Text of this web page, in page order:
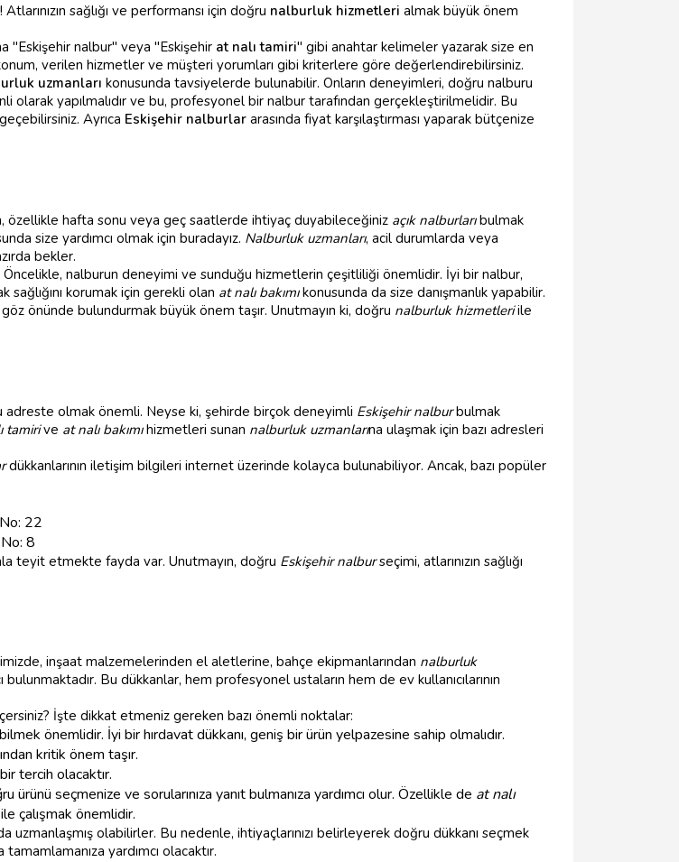
sağlığı ve performansı için doğru nalburluk hizmetleri almak büyük önem
"Eskişehir nalbur" veya "Eskişehir at nalı tamiri" gibi anahtar kelimeler yazarak size en
konum, verilen hizmetler ve müşteri yorumları gibi kriterlere göre değerlendirebilirsiniz.
uzmanları konusunda tavsiyelerde bulunabilir. Onların deneyimleri, doğru nalburu
olarak yapılmalıdır ve bu, profesyonel bir nalbur tarafından gerçekleştirilmelidir. Bu
Ayrıca Eskişehir nalburlar arasında fiyat karşılaştırması yaparak bütçenize
özellikle hafta sonu veya geç saatlerde ihtiyaç duyabileceğiniz açık nalburlarıbulmak
size yardımcı olmak için buradayız. Nalburluk uzmanları, acil durumlarda veya
bekler.
nalburun deneyimi ve sunduğu hizmetlerin çeşitliliği önemlidir. İyi bir nalbur,
sağlığını korumak için gerekli olan at nalı bakımıkonusunda da size danışmanlık yapabilir.
önünde bulundurmak büyük önem taşır. Unutmayın ki, doğru nalburluk hizmetleriile
olmak önemli. Neyse ki, şehirde birçok deneyimli Eskişehir nalburbulmak
tamirive at nalı bakımıhizmetleri sunan nalburluk uzmanlarına ulaşmak için bazı adresleri
dükkanlarının iletişim bilgileri internet üzerinde kolayca bulunabiliyor. Ancak, bazı popüler
22
8
teyit etmekte fayda var. Unutmayın, doğru Eskişehir nalburseçimi, atlarınızın sağlığı
inşaat malzemelerinden el aletlerine, bahçe ekipmanlarından nalburluk
Bu dükkanlar, hem profesyonel ustaların hem de ev kullanıcılarının
İşte dikkat etmeniz gereken bazı önemli noktalar:
önemlidir. İyi bir hırdavat dükkanı, geniş bir ürün yelpazesine sahip olmalıdır.
kritik önem taşır.
tercih olacaktır.
seçmenize ve sorularınıza yanıt bulmanıza yardımcı olur. Özellikle de at nalı
çalışmak önemlidir.
uzmanlaşmış olabilirler. Bu nedenle, ihtiyaçlarınızı belirleyerek doğru dükkanı seçmek
yardımcı olacaktır.